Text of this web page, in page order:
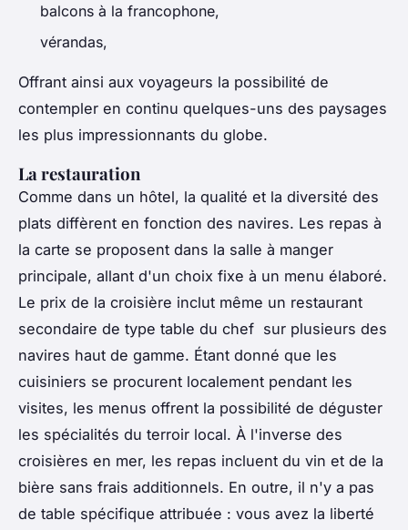
balcons à la francophone,
vérandas,
Offrant ainsi aux voyageurs la possibilité de
contempler en continu quelques-uns des paysages
les plus impressionnants du globe.
La restauration
Comme dans un hôtel, la qualité et la diversité des
plats diffèrent en fonction des navires. Les repas à
la carte se proposent dans la salle à manger
principale, allant d'un choix fixe à un menu élaboré.
Le prix de la croisière inclut même un restaurant
secondaire de type table du chef sur plusieurs des
navires haut de gamme. Étant donné que les
cuisiniers se procurent localement pendant les
visites, les menus offrent la possibilité de déguster
les spécialités du terroir local. À l'inverse des
croisières en mer, les repas incluent du vin et de la
bière sans frais additionnels. En outre, il n'y a pas
de table spécifique attribuée : vous avez la liberté